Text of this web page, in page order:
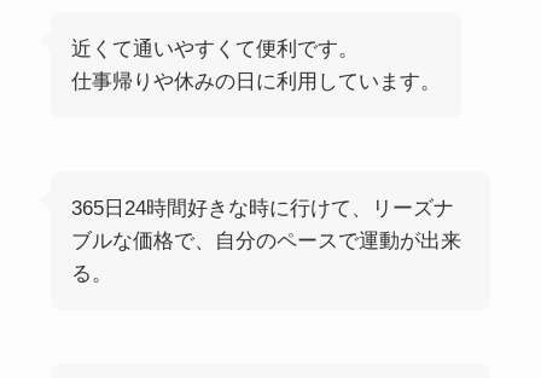
近くて通いやすくて便利です。
仕事帰りや休みの日に利用しています。
365日24時間好きな時に行けて、リーズナ
ブルな価格で、自分のペースで運動が出来
る。